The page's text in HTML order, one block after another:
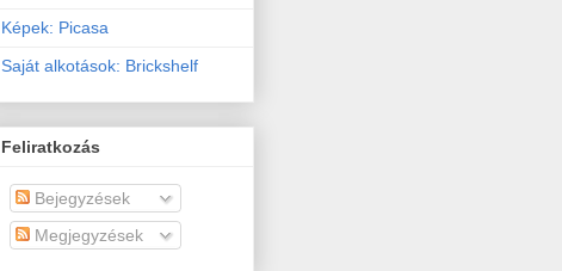
Képek: Picasa
Saját alkotások: Brickshelf
Feliratkozás
Bejegyzések
Megjegyzések